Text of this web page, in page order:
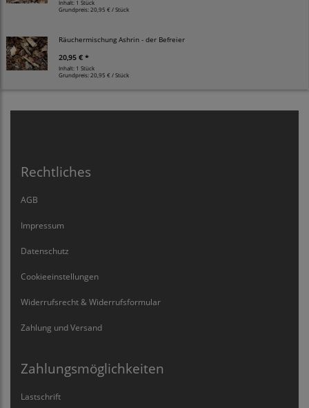
Inhalt: 1 Stück
Grundpreis: 20,95 € / Stück
Räuchermischung Ashrin - der Befreier
20,95 € *
Inhalt: 1 Stück
Grundpreis:20,95 € / Stück
Rechtliches
AGB
Impressum
Datenschutz
Cookieeinstellungen
Widerrufsrecht & Widerrufsformular
Zahlung und Versand
Zahlungsmöglichkeiten
Lastschrift